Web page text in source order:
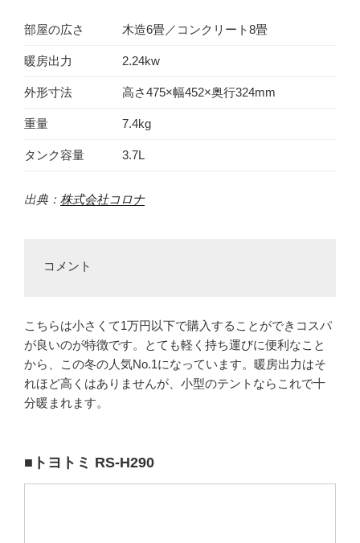
部屋の広さ 木造6畳／コンクリート8畳
暖房出力 2.24kw
外形寸法 高さ475×幅452×奥行324mm
重量 7.4kg
タンク容量 3.7L
出典： 株式会社コロナ
コメント
こちらは小さくて1万円以下で購入することができコスパ
が良いのが特徴です。とても軽く持ち運びに便利なこと
から、この冬の人気No.1になっています。暖房出力はそ
れほど高くはありませんが、小型のテントならこれで十
分暖まれます。
■トヨトミ RS-H290